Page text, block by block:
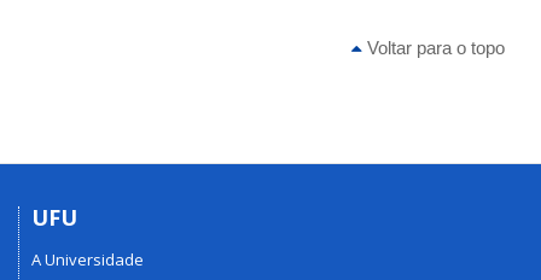
Voltar para o topo
UFU
A Universidade